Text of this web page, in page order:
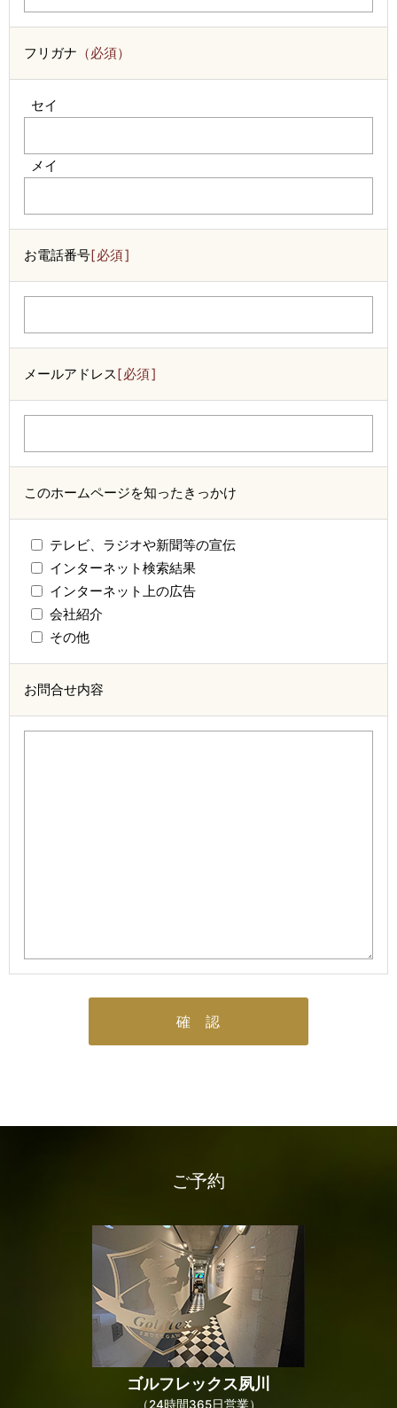
フリガナ （必須）
セイ
メイ
お電話番号 必須
メールアドレス 必須
このホームページを知ったきっかけ
テレビ、ラジオや新聞等の宣伝
インターネット検索結果
インターネット上の広告
会社紹介
その他
お問合せ内容
ご予約
ゴルフレックス夙川
（24時間365日営業）